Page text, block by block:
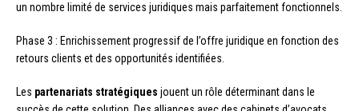
un nombre limité de services juridiques mais parfaitement fonctionnels.
Phase 3 : Enrichissement progressif de l’offre juridique en fonction des
retours clients et des opportunités identifiées.
Les partenariats stratégiques jouent un rôle déterminant dans le